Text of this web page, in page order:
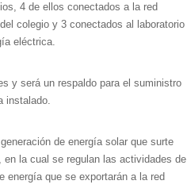
4 de ellos conectados a la red
colegio y 3 conectados al laboratorio
eléctrica.
y será un respaldo para el suministro
instalado.
de energía solar que surte
la cual se regulan las actividades de
energía que se exportarán a la red